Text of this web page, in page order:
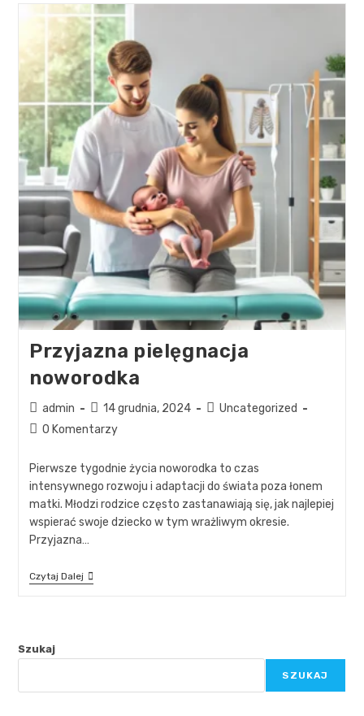
Przyjazna pielęgnacja
noworodka
admin 14 grudnia, 2024
Uncategorized
0 Komentarzy
Pierwsze tygodnie życia noworodka to czas
intensywnego rozwoju i adaptacji do świata poza łonem
matki. Młodzi rodzice często zastanawiają się, jak najlepiej
wspierać swoje dziecko w tym wrażliwym okresie.
Przyjazna…
Czytaj Dalej
Szukaj
SZUKAJ